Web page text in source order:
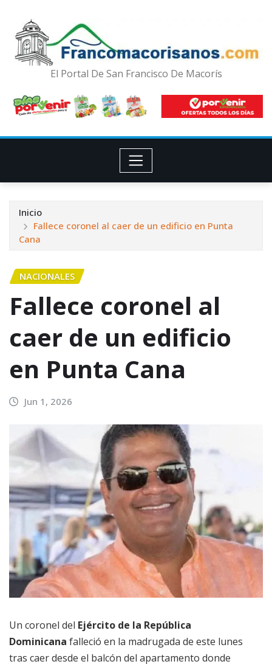
El Portal De San Francisco De Macorís
Inicio
Fallece coronel al caer de un edificio en Punta
Cana
NACIONALES
Fallece coronel al
caer de un edificio
en Punta Cana
Jun 1, 2026
Un coronel del Ejército de la República
Dominicana falleció en la madrugada de este lunes
tras caer desde el balcón del apartamento donde